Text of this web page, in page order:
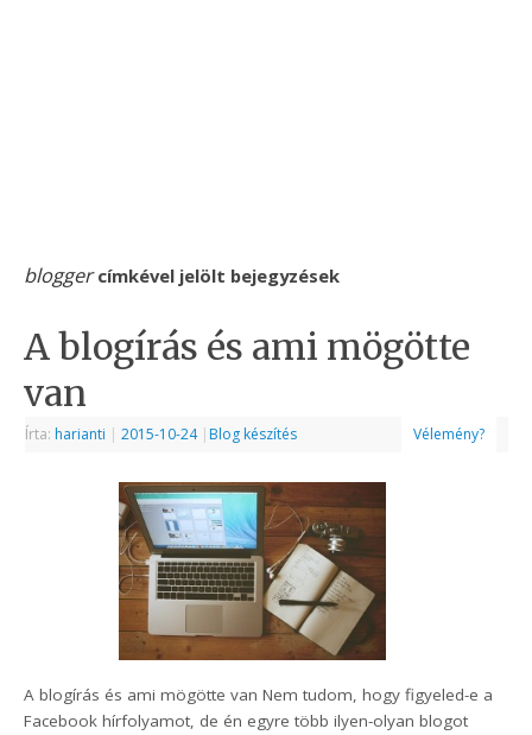
bloggercímkével jelölt bejegyzések
A blogírás és ami mögötte
van
Írta: harianti 2015-10-24 Blog készítés Vélemény?
A blogírás és ami mögötte van Nem tudom, hogy figyeled-e a
Facebook hírfolyamot, de én egyre több ilyen-olyan blogot